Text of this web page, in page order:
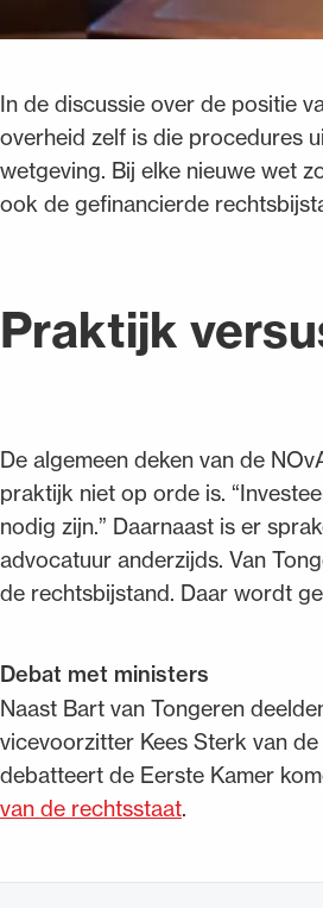
In de discussie over de positie
overheid zelf is die procedures
wetgeving. Bij elke nieuwe wet
ook de gefinancierde
Praktijk
De algemeen deken van de
praktijk niet op orde is.
nodig zijn.” Daarnaast is er
advocatuur anderzijds. Van
de rechtsbijstand. Daar wordt
Debat met ministers
Naast Bart van Tongeren
vicevoorzitter Kees Sterk van
debatteert de Eerste Kamer
van de rechtsstaat.